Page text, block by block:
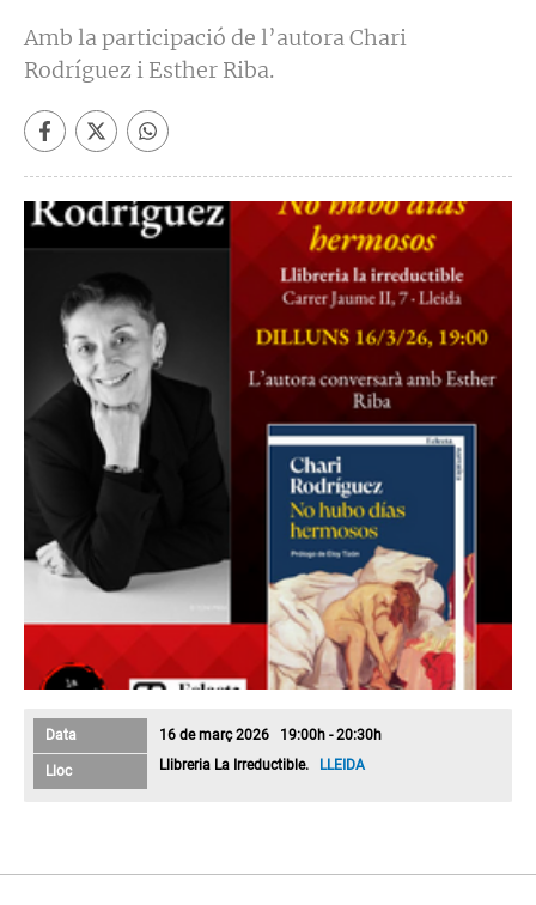
Amb la participació de l’autora Chari
Rodríguez i Esther Riba.
Data 16 de març 2026 19:00h - 20:30h
Lloc Llibreria La Irreductible. LLEIDA